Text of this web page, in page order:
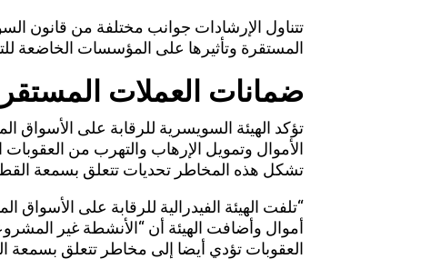
تتناول الإرشادات جوانب مختلفة من قانون
المستقرة وتأثيرها على المؤسسات الخاضعة
ضمانات العملات
تؤكد الهيئة السويسرية للرقابة على الأسواق
الأموال وتمويل الإرهاب والتهرب من
تشكل هذه المخاطر تحديات تتعلق بسمعة
“تلفت الهيئة الفيدرالية للرقابة على الأسواق
أموال وأضافت الهيئة أن “الأنشطة غير
العقوبات تؤدي أيضا إلى مخاطر تتعلق بسمعة